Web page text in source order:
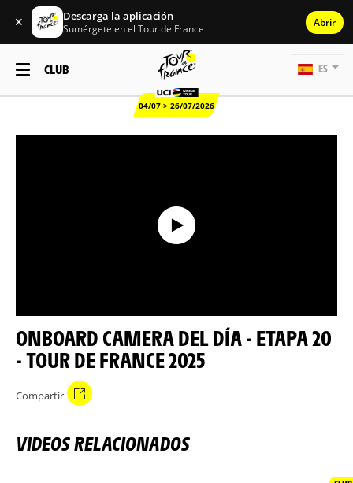
✕ Descarga la aplicación
Sumérgete en el Tour de France Abrir
CLUB
04/07 > 26/07/2026
ES
ONBOARD CAMERA DEL DÍA - ETAPA 20
- TOUR DE FRANCE 2025
Compartir
VIDEOS RELACIONADOS